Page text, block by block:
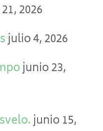
2026
julio 4, 2026
junio 23,
junio 15,